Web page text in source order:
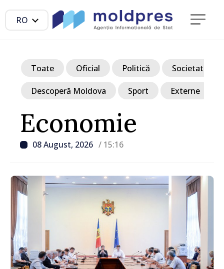
RO
Economie
08 August, 2026 / 15:16
Toate Oficial Politică Societate
Descoperă Moldova Sport Externe